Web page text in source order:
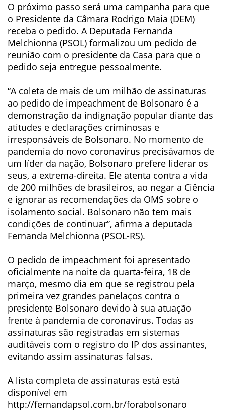
O próximo passo será uma campanha para que
o Presidente da Câmara Rodrigo Maia (DEM)
receba o pedido. A Deputada Fernanda
Melchionna (PSOL) formalizou um pedido de
reunião com o presidente da Casa para que o
pedido seja entregue pessoalmente.
“A coleta de mais de um milhão de assinaturas
ao pedido de impeachment de Bolsonaro é a
demonstração da indignação popular diante das
atitudes e declarações criminosas e
irresponsáveis de Bolsonaro. No momento de
pandemia do novo coronavírus precisávamos de
um líder da nação, Bolsonaro prefere liderar os
seus, a extrema-direita. Ele atenta contra a vida
de 200 milhões de brasileiros, ao negar a Ciência
e ignorar as recomendações da OMS sobre o
isolamento social. Bolsonaro não tem mais
condições de continuar”, afirma a deputada
Fernanda Melchionna (PSOL-RS).
O pedido de impeachment foi apresentado
oficialmente na noite da quarta-feira, 18 de
março, mesmo dia em que se registrou pela
primeira vez grandes panelaços contra o
presidente Bolsonaro devido à sua atuação
frente à pandemia de coronavírus. Todas as
assinaturas são registradas em sistemas
auditáveis com o registro do IP dos assinantes,
evitando assim assinaturas falsas.
A lista completa de assinaturas está está
disponível em
http://fernandapsol.com.br/forabolsonaro